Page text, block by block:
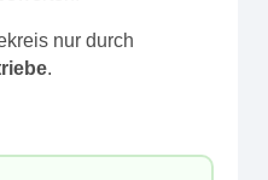
nur durch
.